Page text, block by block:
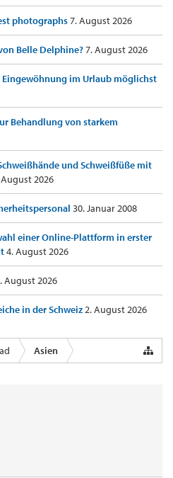
photographs7. August 2026
Belle Delphine?7. August 2026
im Urlaub möglichst
Behandlung von starkem
und Schweißfüße mit
2026
30. Januar 2008
einer Online-Plattform in erster
4. August 2026
August 2026
in der Schweiz2. August 2026
Asien